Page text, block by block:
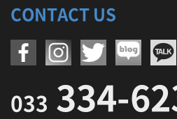
CONTACT US
033 334-